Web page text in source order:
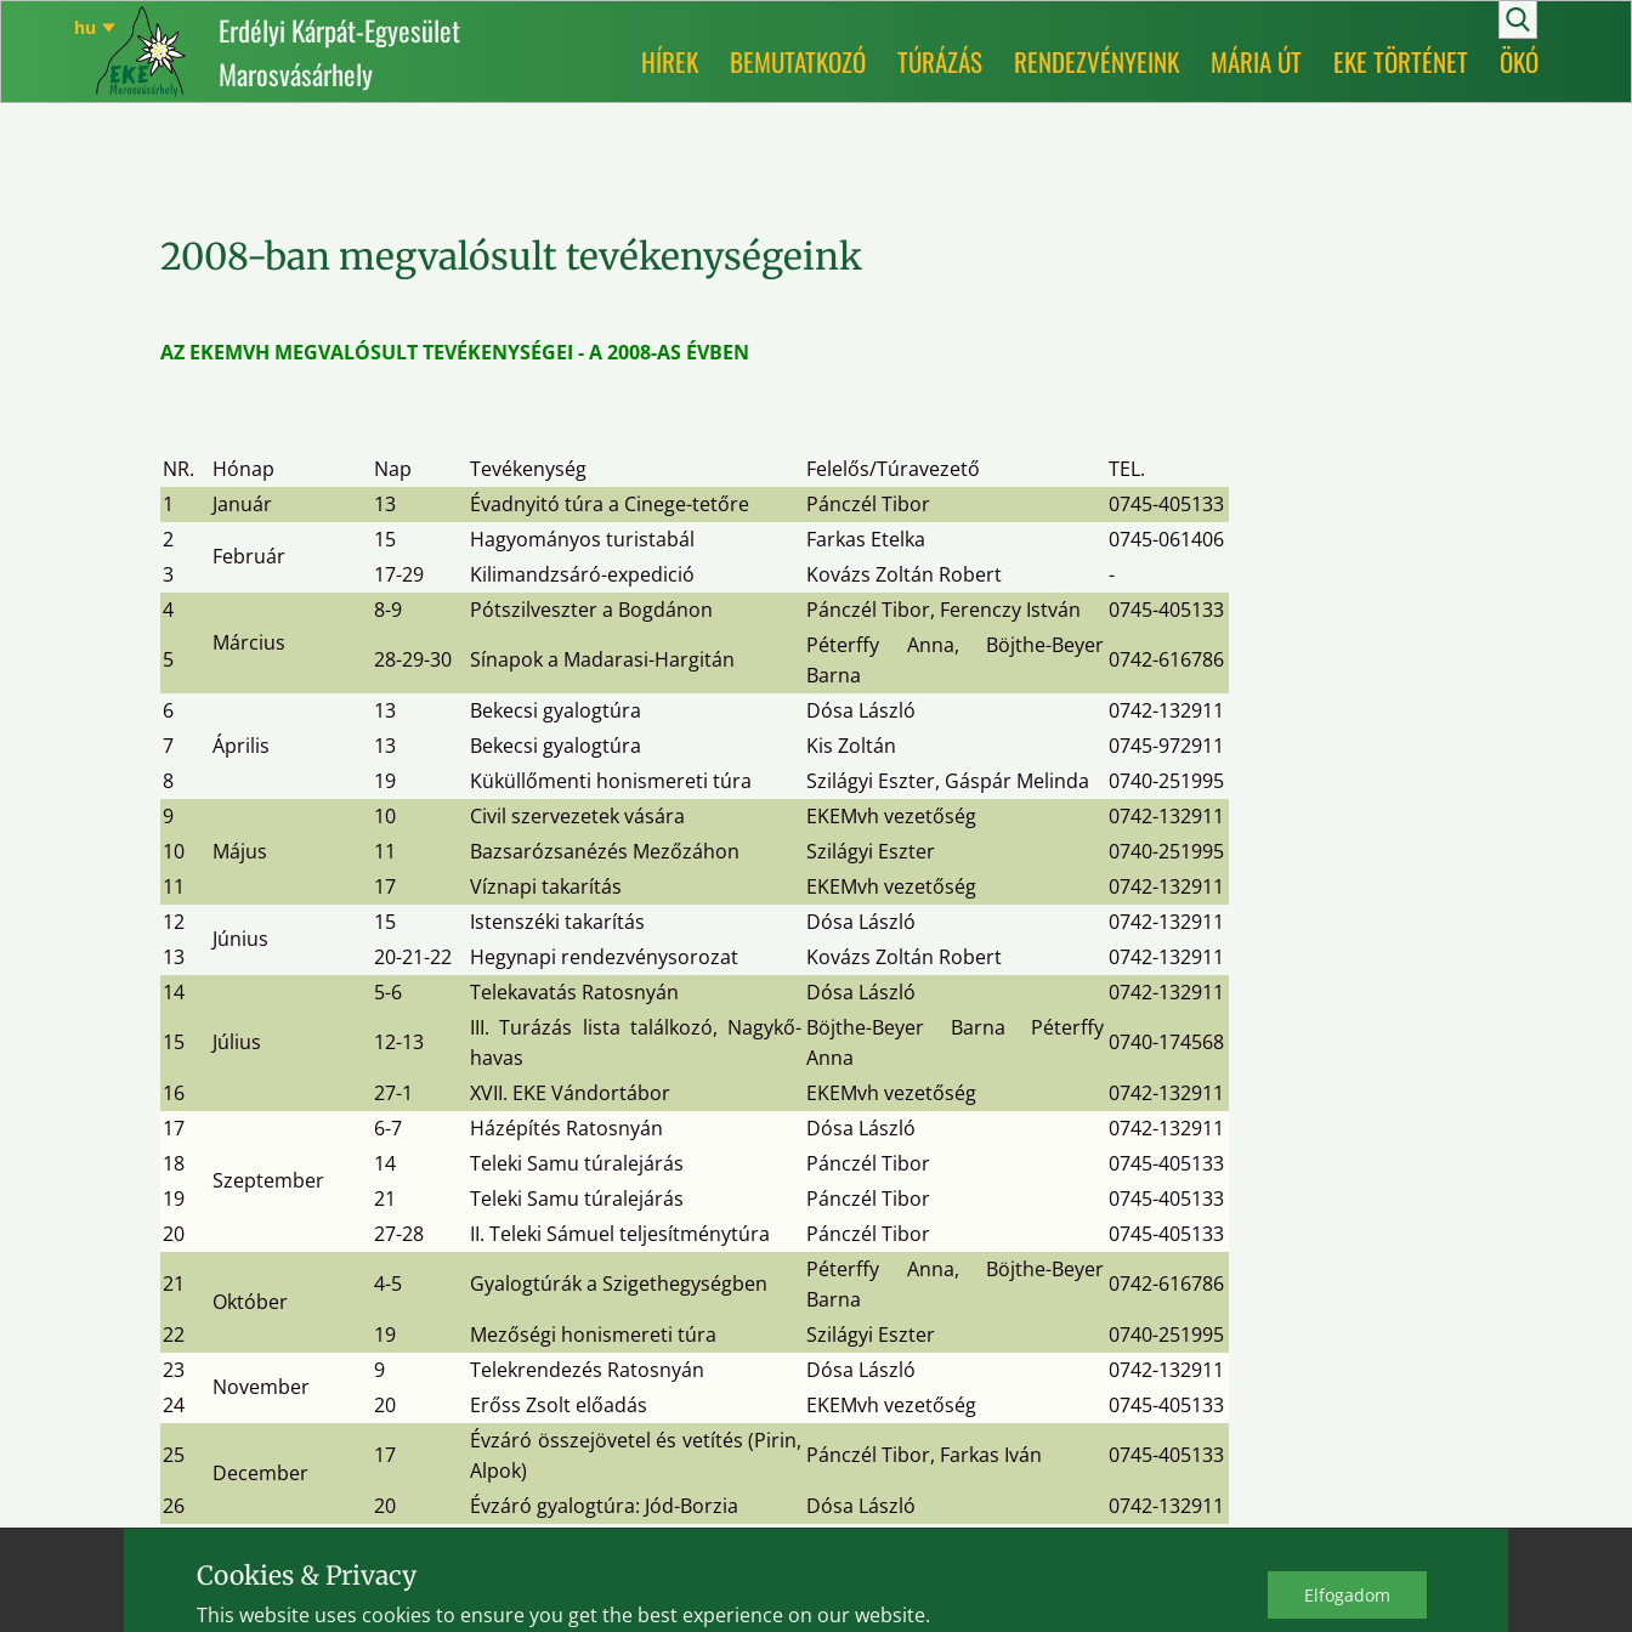
Erdélyi Kárpát-Egyesület
Marosvásárhely
HÍREK BEMUTATKOZÓ TÚRÁZÁS RENDEZVÉNYEINK MÁRIA ÚT EKE TÖRTÉNET ÖKÓ
2008-ban megvalósult tevékenységeink
AZ EKEMVH MEGVALÓSULT TEVÉKENYSÉGEI - A 2008-AS ÉVBEN
NR. Hónap Nap Tevékenység Felelős/Túravezető
TEL.
1
Január 13 Évadnyitó túra a Cinege-tetőre Pánczél Tibor
0745-405133
2
Február
15 Hagyományos turistabál Farkas Etelka
0745-061406
3
17-29 Kilimandzsáró-expedició Kovázs Zoltán Robert
-
4
Március
8-9 Pótszilveszter a Bogdánon Pánczél Tibor, Ferenczy István
0745-405133
5
28-29-30 Sínapok a Madarasi-Hargitán
Péterffy Anna, Böjthe-Beyer
Barna
0742-616786
6
Április
13 Bekecsi gyalogtúra Dósa László
0742-132911
7
13 Bekecsi gyalogtúra Kis Zoltán
0745-972911
8
19 Küküllőmenti honismereti túra Szilágyi Eszter, Gáspár Melinda
0740-251995
9
Május
10 Civil szervezetek vására EKEMvh vezetőség
0742-132911
10
11 Bazsarózsanézés Mezőzáhon Szilágyi Eszter
0740-251995
11
17 Víznapi takarítás EKEMvh vezetőség
0742-132911
12
Június
15 Istenszéki takarítás Dósa László
0742-132911
13
20-21-22 Hegynapi rendezvénysorozat Kovázs Zoltán Robert
0742-132911
14
Július
5-6 Telekavatás Ratosnyán Dósa László
0742-132911
15
12-13
III. Turázás lista találkozó, Nagykő-
havas
Böjthe-Beyer Barna Péterffy
Anna
0740-174568
16
27-1 XVII. EKE Vándortábor EKEMvh vezetőség
0742-132911
17
Szeptember
6-7 Házépítés Ratosnyán Dósa László
0742-132911
18
14 Teleki Samu túralejárás Pánczél Tibor
0745-405133
19
21 Teleki Samu túralejárás Pánczél Tibor
0745-405133
20
27-28 II. Teleki Sámuel teljesítménytúra Pánczél Tibor
0745-405133
21
Október
4-5 Gyalogtúrák a Szigethegységben
Péterffy Anna, Böjthe-Beyer
Barna
0742-616786
22
19 Mezőségi honismereti túra Szilágyi Eszter
0740-251995
23
November
9 Telekrendezés Ratosnyán Dósa László
0742-132911
24
20 Erőss Zsolt előadás EKEMvh vezetőség
0745-405133
25
December
17
Évzáró összejövetel és vetítés (Pirin,
Alpok)
Pánczél Tibor, Farkas Iván
0745-405133
26
20 Évzáró gyalogtúra: Jód-Borzia Dósa László 0742-132911
2005-2025 © ekeMVH&BBB
Cookies & Privacy
This website uses cookies to ensure you get the best experience on our website.
Elfo​gadom